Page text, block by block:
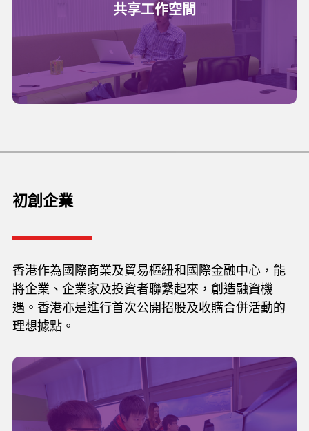
共享工作空間
初創企業
香港作為國際商業及貿易樞紐和國際金融中心，能
將企業、企業家及投資者聯繫起來，創造融資機
遇。香港亦是進行首次公開招股及收購合併活動的
理想據點。